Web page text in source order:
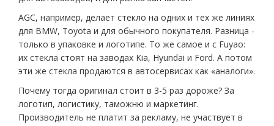
AGC, например, делает стекло на одних и тех же линиях
для BMW, Toyota и для обычного покупателя. Разница -
только в упаковке и логотипе. То же самое и с Fuyao:
их стекла стоят на заводах Kia, Hyundai и Ford. А потом
эти же стекла продаются в автосервисах как «аналоги».
Почему тогда оригинал стоит в 3-5 раз дороже? За
логотип, логистику, таможню и маркетинг.
Производитель не платит за рекламу, не участвует в